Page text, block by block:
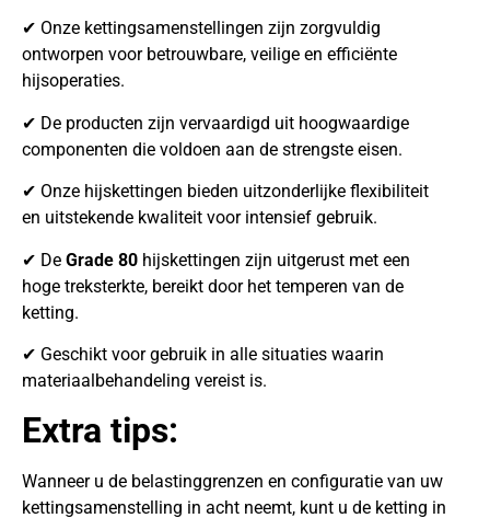
✔ Onze kettingsamenstellingen zijn zorgvuldig
ontworpen voor betrouwbare, veilige en efficiënte
hijsoperaties.
✔ De producten zijn vervaardigd uit hoogwaardige
componenten die voldoen aan de strengste eisen.
✔ Onze hijskettingen bieden uitzonderlijke flexibiliteit
en uitstekende kwaliteit voor intensief gebruik.
✔ De Grade 80 hijskettingen zijn uitgerust met een
hoge treksterkte, bereikt door het temperen van de
ketting.
✔ Geschikt voor gebruik in alle situaties waarin
materiaalbehandeling vereist is.
Extra tips:
Wanneer u de belastinggrenzen en configuratie van uw
kettingsamenstelling in acht neemt, kunt u de ketting in